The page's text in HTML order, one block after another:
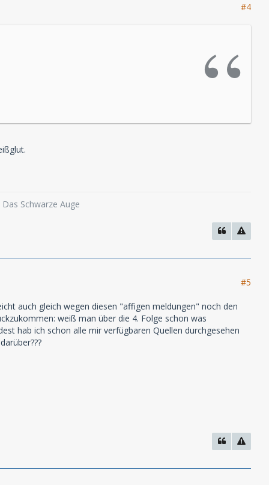
#4
Schwarze Auge
#5
auch gleich wegen diesen "affigen meldungen" noch den
weiß man über die 4. Folge schon was
hab ich schon alle mir verfügbaren Quellen durchgesehen